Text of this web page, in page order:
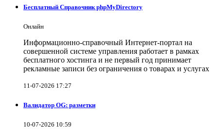
Бесплатный Справочник phpMyDirectory
Онлайн
Информационно-справочный Интернет-портал на
совершенной системе управления работает в рамках
бесплатного хостинга и не первый год принимает
рекламные записи без ограничения о товарах и услугах
11-07-2026 17:27
Валидатор OG: разметки
10-07-2026 10:59